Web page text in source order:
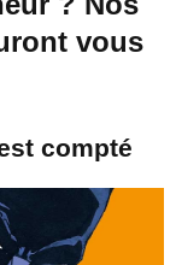
vous
compté